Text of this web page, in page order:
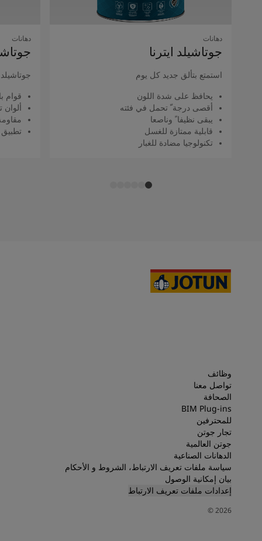
دهانات
جوتاشيلد اﻳﺘﺮﻧﺎ
استمتع بتألق جديد كل يوم
يحافظ على شدة اللون
أقصى درجة ّ تحمل في فئته
يبقى نظيفا ً وناصعا
قابلية ممتازة للغسل
تكنولوجيا مضادة للغبار
دهانات
جوتاشيلد
قوام
ألوان
وظائف
تواصل معنا
الصحافة
BIM Plug-ins
للمحترفين
تجار جوتن
جوتن العالمية
الدهانات الصناعية
سياسة ملفات تعريف الارتباط، الشروط و الأحكام
بيان إمكانية الوصول
إعدادات ملفات تعريف الارتباط
2026
©